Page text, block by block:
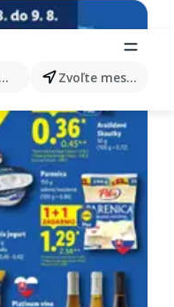
produkty... Zvoľte mesto